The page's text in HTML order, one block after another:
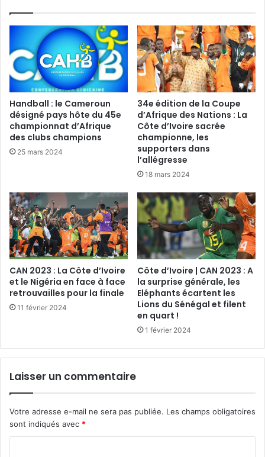
Handball : le Cameroun
désigné pays hôte du 45e
championnat d’Afrique
des clubs champions
25 mars 2024
34e édition de la Coupe
d’Afrique des Nations : La
Côte d’Ivoire sacrée
championne, les
supporters dans
l’allégresse
18 mars 2024
CAN 2023 : La Côte d’Ivoire
et le Nigéria en face à face
retrouvailles pour la finale
11 février 2024
Côte d’Ivoire | CAN 2023 : A
la surprise générale, les
Eléphants écartent les
Lions du Sénégal et filent
en quart !
1 février 2024
Laisser un commentaire
Votre adresse e-mail ne sera pas publiée. Les champs obligatoires
sont indiqués avec *